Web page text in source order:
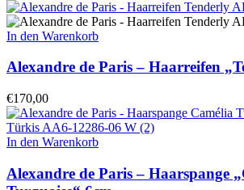
In den Warenkorb
Alexandre de Paris – Haarreifen
€170,00
In den Warenkorb
Alexandre de Paris – Haarspange